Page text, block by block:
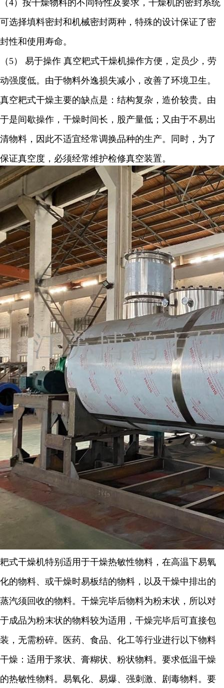
（4）按干燥物料的不同特性及要求，干燥机的密封系统
可选择填料密封和机械密封两种，特殊的设计保证了密
封性和使用寿命。
（ 5） 易于操作 真空耙式干燥机操作方便，定员少，劳
动强度低。由于物料外逸损失减小，改善了环境卫生。
真空耙式干燥主要的缺点是：结构复杂，造价较贵。由
于是间歇操作，干燥时间长，股产量低；又由于不易出
清物料，因此不适宜经常调换品种的生产。同时，为了
保证真空度，必须经常维护检修真空装置。
耙式干燥机特别适用于干燥热敏性物料，在高温下易氧
化的物料、或干燥时易板结的物料，以及干燥中排出的
蒸汽须回收的物料。干燥完毕后物料为粉末状，所以对
于成品为粉末状的物料较为适用，干燥完毕后可直接包
装，无需粉碎。医药、食品、化工等行业进行以下物料
干燥：适用于浆状、膏糊状、粉状物料。要求低温干燥
的热敏性物料。易氧化、易爆、强刺激、剧毒物料。要